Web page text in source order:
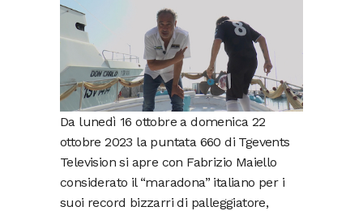
Da lunedì 16 ottobre a domenica 22
ottobre 2023 la puntata 660 di Tgevents
Television si apre con Fabrizio Maiello
considerato il “maradona” italiano per i
suoi record bizzarri di palleggiatore,